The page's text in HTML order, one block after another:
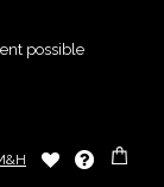
possible